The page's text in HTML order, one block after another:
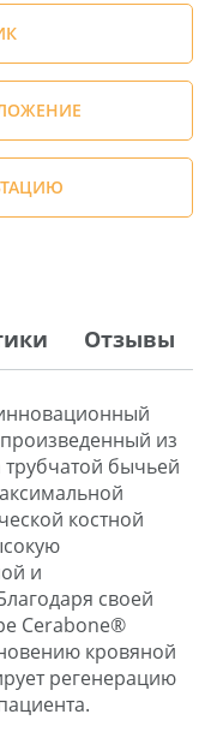
Отзывы
из
бычьей
костной
и
своей
Cerabone®
кровяной
регенерацию